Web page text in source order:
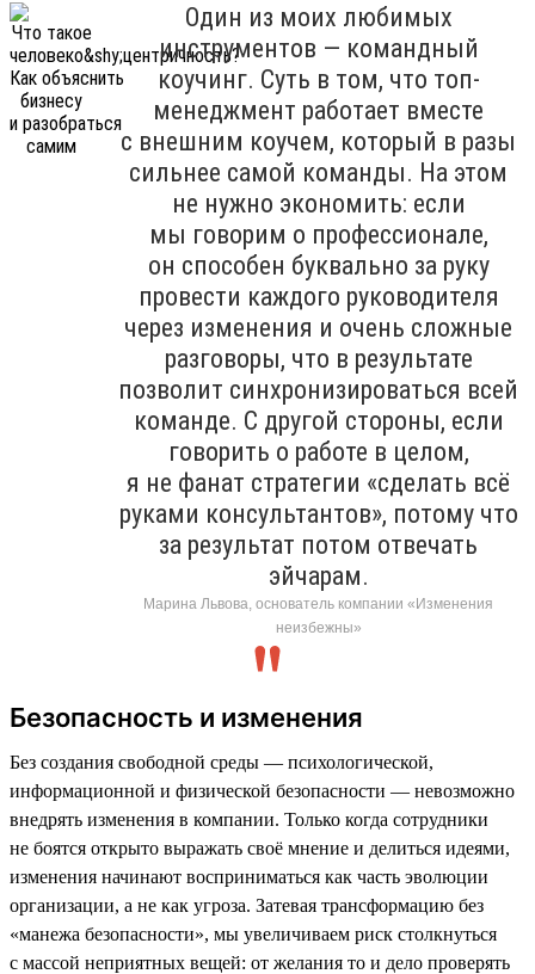
Один из моих любимых
инструментов — командный
коучинг. Суть в том, что топ-
менеджмент работает вместе
с внешним коучем, который в разы
сильнее самой команды. На этом
не нужно экономить: если
мы говорим о профессионале,
он способен буквально за руку
провести каждого руководителя
через изменения и очень сложные
разговоры, что в результате
позволит синхронизироваться всей
команде. С другой стороны, если
говорить о работе в целом,
я не фанат стратегии «сделать всё
руками консультантов», потому что
за результат потом отвечать
эйчарам.
Марина Львова, основатель компании «Изменения
неизбежны»
Безопасность и изменения
Без создания свободной среды — психологической,
информационной и физической безопасности — невозможно
внедрять изменения в компании. Только когда сотрудники
не боятся открыто выражать своё мнение и делиться идеями,
изменения начинают восприниматься как часть эволюции
организации, а не как угроза. Затевая трансформацию без
«манежа безопасности», мы увеличиваем риск столкнуться
с массой неприятных вещей: от желания то и дело проверять